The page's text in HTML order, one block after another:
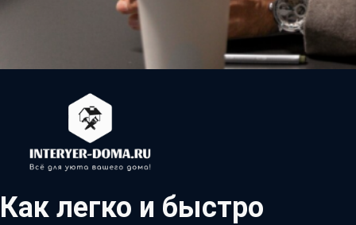
Как легко и быстро